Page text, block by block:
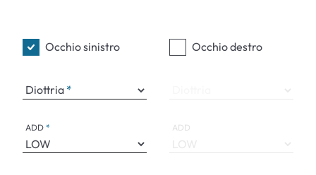
Occhio sinistro
Diottria
ADD
Occhio destro
ADD